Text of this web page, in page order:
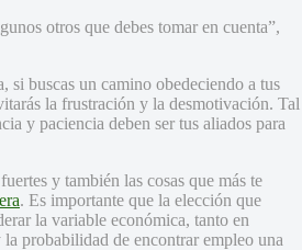
otros que debes tomar en cuenta”,
si buscas un camino obedeciendo a tus
la frustración y la desmotivación. Tal
y paciencia deben ser tus aliados para
y también las cosas que más te
. Es importante que la elección que
la variable económica, tanto en
probabilidad de encontrar empleo una